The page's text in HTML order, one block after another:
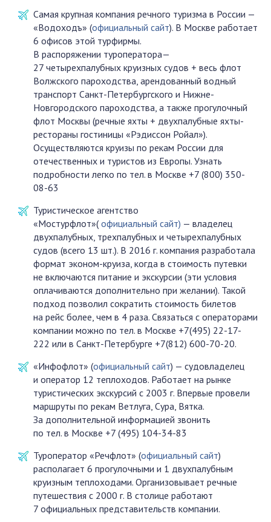
Самая крупная компания речного туризма в России —
«Водоходъ» (официальный сайт). В Москве работает
6 офисов этой турфирмы.
В распоряжении туроператора—
27 четырехпалубных круизных судов + весь флот
Волжского пароходства, арендованный водный
транспорт Санкт-Петербургского и Нижне-
Новгородского пароходства, а также прогулочный
флот Москвы (речные яхты + двухпалубные яхты-
рестораны гостиницы «Рэдиссон Ройал»).
Осуществляются круизы по рекам России для
отечественных и туристов из Европы. Узнать
подробности легко по тел. в Москве +7 (800) 350-
08-63
Туристическое агентство
«Мостурфлот»( официальный сайт) — владелец
двухпалубных, трехпалубных и четырехпалубных
судов (всего 13 шт.). В 2016 г. компания разработала
формат эконом-круиза, когда в стоимость путевки
не включаются питание и экскурсии (эти условия
оплачиваются дополнительно при желании). Такой
подход позволил сократить стоимость билетов
на рейс более, чем в 4 раза. Связаться с операторами
компании можно по тел. в Москве +7(495) 22-17-
222 или в Санкт-Петербурге +7(812) 600-70-20.
«Инфофлот» (официальный сайт) — судовладелец
и оператор 12 теплоходов. Работает на рынке
туристических экскурсий с 2003 г. Впервые провели
маршруты по рекам Ветлуга, Сура, Вятка.
За дополнительной информацией звонить
по тел. в Москве +7 (495) 104-34-83
Туроператор «Речфлот» (официальный сайт)
располагает 6 прогулочными и 1 двухпалубным
круизным теплоходами. Организовывает речные
путешествия с 2000 г. В столице работают
7 официальных представительств компании.